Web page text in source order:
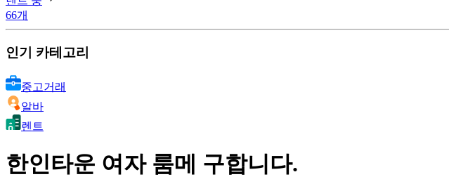
66개
인기 카테고리
중고거래
알바
렌트
한인타운 여자 룸메 구합니다.